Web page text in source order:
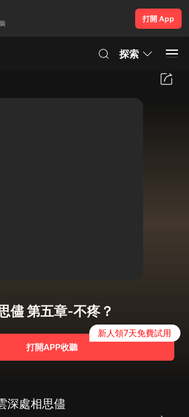
打開 App
探索
儘 第五章-不疼？
打開APP收聽
新人領7天免費試用
深處相思儘